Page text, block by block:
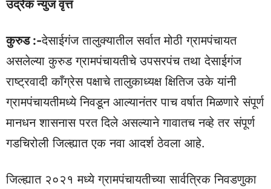
उद्रेक न्युज वृत्त
कुरुड :-देसाईगंज तालुक्यातील सर्वात मोठी ग्रामपंचायत
असलेल्या कुरुड ग्रामपंचायतीचे उपसरपंच तथा देसाईगंज
राष्ट्रवादी काँग्रेस पक्षाचे तालुकाध्यक्ष क्षितिज उके यांनी
ग्रामपंचायतीमध्ये निवडून आल्यानंतर पाच वर्षात मिळणारे संपूर्ण
मानधन शासनास परत दिले असल्याने गावातच नव्हे तर संपूर्ण
गडचिरोली जिल्ह्यात एक नवा आदर्श ठेवला आहे.
जिल्ह्यात २०२१ मध्ये ग्रामपंचायतीच्या सार्वत्रिक निवडणुका